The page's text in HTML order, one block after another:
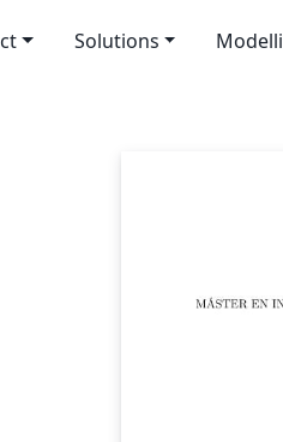
Solutions Modelli